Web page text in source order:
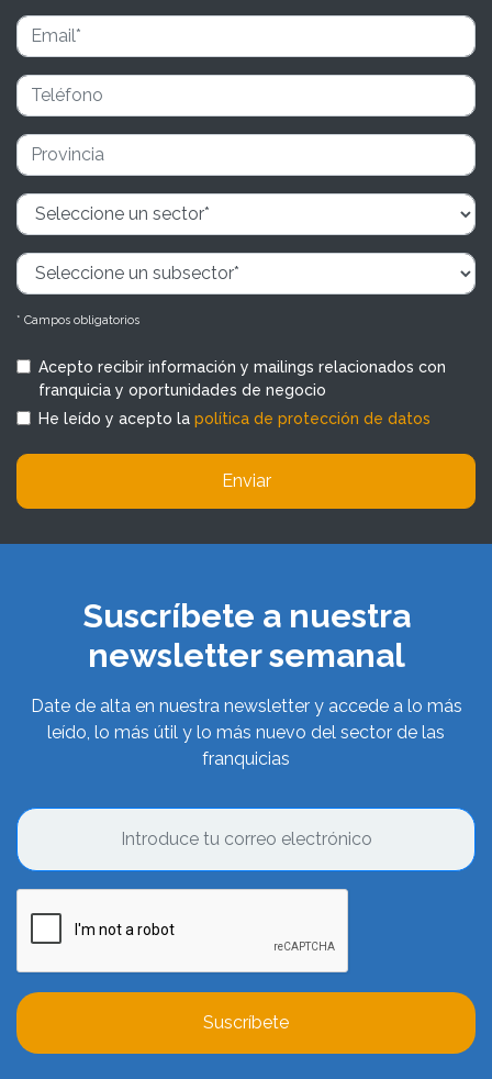
* Campos obligatorios
Acepto recibir información y mailings relacionados con
franquicia y oportunidades de negocio
He leído y acepto la política de protección de datos
Enviar
Suscríbete a nuestra
newsletter semanal
Date de alta en nuestra newsletter y accede a lo más
leído, lo más útil y lo más nuevo del sector de las
franquicias
Suscríbete